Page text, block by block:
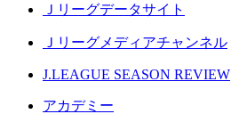
Ｊリーグデータサイト
Ｊリーグメディアチャンネル
J.LEAGUE SEASON REVIEW
アカデミー